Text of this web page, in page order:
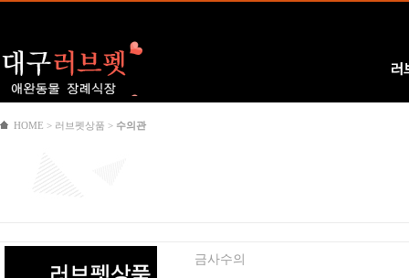
Logo
러
HOME > 러브펫상품 > 수의관
금사수의